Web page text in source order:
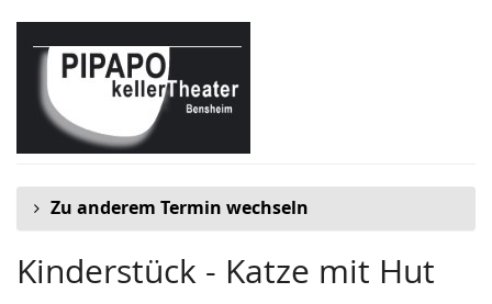
Zum
Haupt-
Inhalt
springen
Zu anderem Termin wechseln
Kinderstück - Katze mit Hut